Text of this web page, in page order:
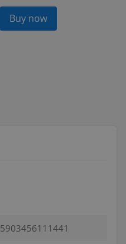
Buy now
5903456111441